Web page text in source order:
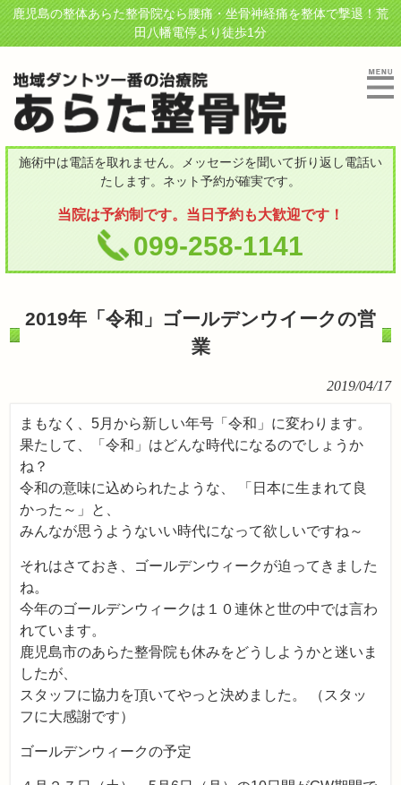
鹿児島の整体あらた整骨院なら腰痛・坐骨神経痛を整体で撃退！荒
田八幡電停より徒歩1分
施術中は電話を取れません。メッセージを聞いて折り返し電話い
たします。ネット予約が確実です。
当院は予約制です。当日予約も大歓迎です！
099-258-1141
2019年「令和」ゴールデンウイークの営
業
2019/04/17
まもなく、5月から新しい年号「令和」に変わります。
果たして、「令和」はどんな時代になるのでしょうか
ね？
令和の意味に込められたような、 「日本に生まれて良
かった～」と、
みんなが思うようないい時代になって欲しいですね～
それはさておき、ゴールデンウィークが迫ってきました
ね。
今年のゴールデンウィークは１０連休と世の中では言わ
れています。
鹿児島市のあらた整骨院も休みをどうしようかと迷いま
したが、
スタッフに協力を頂いてやっと決めました。 （スタッ
フに大感謝です）
ゴールデンウィークの予定